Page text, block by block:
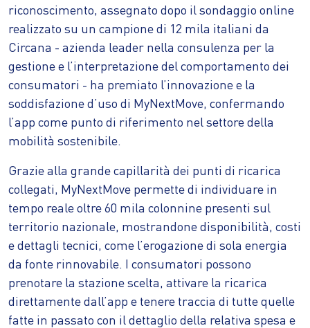
riconoscimento, assegnato dopo il sondaggio online
realizzato su un campione di 12 mila italiani da
Circana - azienda leader nella consulenza per la
gestione e l’interpretazione del comportamento dei
consumatori - ha premiato l’innovazione e la
soddisfazione d’uso di MyNextMove, confermando
l’app come punto di riferimento nel settore della
mobilità sostenibile.
Grazie alla grande capillarità dei punti di ricarica
collegati, MyNextMove permette di individuare in
tempo reale oltre 60 mila colonnine presenti sul
territorio nazionale, mostrandone disponibilità, costi
e dettagli tecnici, come l’erogazione di sola energia
da fonte rinnovabile. I consumatori possono
prenotare la stazione scelta, attivare la ricarica
direttamente dall’app e tenere traccia di tutte quelle
fatte in passato con il dettaglio della relativa spesa e